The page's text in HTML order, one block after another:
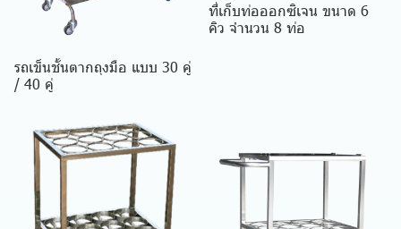
รถเข็นชั้นตากถุงมือ แบบ 30 คู่
/ 40 คู่
ที่เก็บท่อออกซิเจน ขนาด 6
คิว จำนวน 8 ท่อ